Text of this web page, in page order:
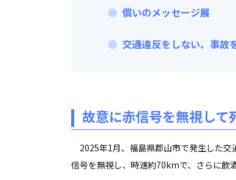
償いのメッセージ展
交通違反をしない、事故
故意に赤信号を無視して
2025年1月、福島県郡山市で発生した交
信号を無視し、時速約70kmで、さらに飲